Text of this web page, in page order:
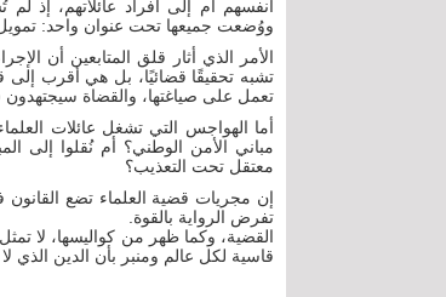
أنفسهم أم إلى أفراد عائلاتهم، إذ
ووُضعت جميعها تحت عنوان واحد:
الأمر الذي أثار قلق المتابعين أن
تشبه تحقيقًا قضائيًا، بل هي أقرب إلى
تعمل على صياغتها، والقضاة سيجتهدون
أما الهواجس التي تشغل عائلات
معتقل تحت التعذيب؟
إن مجريات قضية العلماء تضع
تفرض الرواية بالقوة.
القضية، وكما ظهر من كواليسها، لا
قاسية لكل عالم ومنبر بأن الدين الذي